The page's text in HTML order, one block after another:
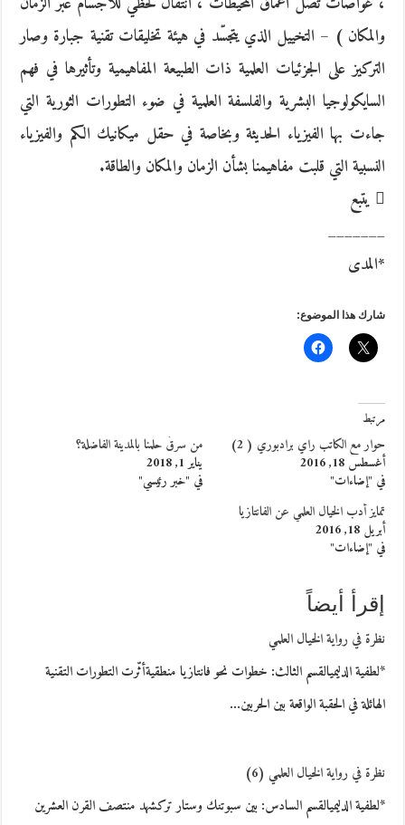
والمكان ) – التخييل الذي يتجسّد في هيئة تخليقات تقنية جبارة وصار
التركيز على الجزئيات العلمية ذات الطبيعة المفاهيمية وتأثيرها في فهم
السايكولوجيا البشرية والفلسفة العلمية في ضوء التطورات الثورية التي
جاءت بها الفيزياء الحديثة وبخاصة في حقل ميكانيك الكم والفيزياء
النسبية التي قلبت مفاهيمنا بشأن الزمان والمكان والطاقة.
 يتبع
_______
*المدى
شارك هذا الموضوع:
مرتبط
حوار مع الكاتب راي برادبوري ( 2)
أغسطس 18, 2016
في "إضاءات"
من سرقَ حلمنا بالمدينة الفاضلة؟
يناير 1, 2018
في "خبر رئيسي"
تمايز أدب الخيال العلمي عن الفانتازيا
أبريل 18, 2016
في "إضاءات"
إقرأ أيضاً
نظرة في رواية الخيال العلمي
*لطفية الدليميالقسم الثالث: خطوات نحو فانتازيا منطقيةأثّرت التطورات التقنية
الهائلة في الحقبة الواقعة بين الحربين…
نظرة في رواية الخيال العلمي (6)
*لطفية الدليميالقسم السادس: بين سبوتنك وستار تركشهد منتصف القرن العشرين